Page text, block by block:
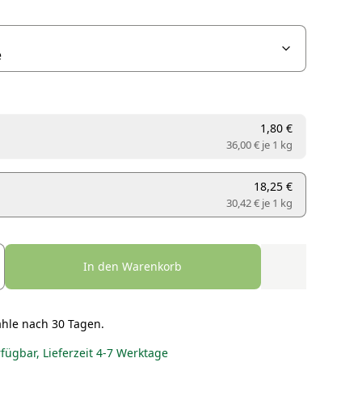
1,80 €
36,00 € je1 kg
18,25 €
30,42 € je1 kg
In den Warenkorb
nach 30 Tagen.
Lieferzeit 4-7 Werktage